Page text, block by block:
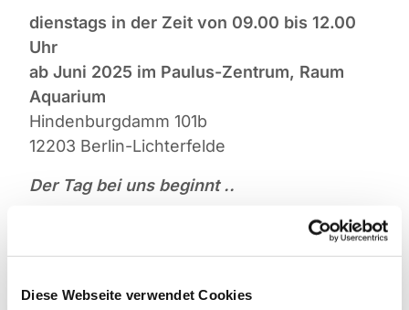
Diese Webseite verwendet Cookies
dienstags in der Zeit von 09.00 bis 12.00
Uhr
ab Juni 2025 im Paulus-Zentrum, Raum
Aquarium
Hindenburgdamm 101b
12203 Berlin-Lichterfelde
Der Tag bei uns beginnt ..
... mit leckeren Kaffeespezialitäten und
gemütlicher Atmosphäre, und besonders